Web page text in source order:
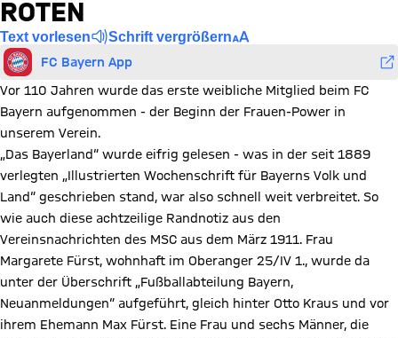
ROTEN
Text vorlesen Schrift vergrößern
FC Bayern App
Vor 110 Jahren wurde das erste weibliche Mitglied beim FC
Bayern aufgenommen - der Beginn der Frauen-Power in
unserem Verein.
„Das Bayerland“ wurde eifrig gelesen - was in der seit 1889
verlegten „Illustrierten Wochenschrift für Bayerns Volk und
Land“ geschrieben stand, war also schnell weit verbreitet. So
wie auch diese achtzeilige Randnotiz aus den
Vereinsnachrichten des MSC aus dem März 1911. Frau
Margarete Fürst, wohnhaft im Oberanger 25/IV 1., wurde da
unter der Überschrift „Fußballabteilung Bayern,
Neuanmeldungen“ aufgeführt, gleich hinter Otto Kraus und vor
ihrem Ehemann Max Fürst. Eine Frau und sechs Männer, die